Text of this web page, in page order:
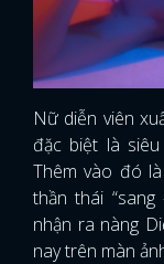
Nữ diễn viên
đặc biệt là
Thêm vào đó
thần thái
nhận ra nàng
nay trên màn